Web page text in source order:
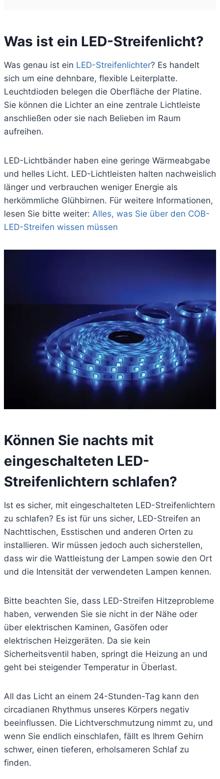
Was ist ein LED-Streifenlicht?
Was genau ist ein LED-Streifenlichter? Es handelt
sich um eine dehnbare, flexible Leiterplatte.
Leuchtdioden belegen die Oberfläche der Platine.
Sie können die Lichter an eine zentrale Lichtleiste
anschließen oder sie nach Belieben im Raum
aufreihen.
LED-Lichtbänder haben eine geringe Wärmeabgabe
und helles Licht. LED-Lichtleisten halten nachweislich
länger und verbrauchen weniger Energie als
herkömmliche Glühbirnen. Für weitere Informationen,
lesen Sie bitte weiter: Alles, was Sie über den COB-
LED-Streifen wissen müssen
Können Sie nachts mit
eingeschalteten LED-
Streifenlichtern schlafen?
Ist es sicher, mit eingeschalteten LED-Streifenlichtern
zu schlafen? Es ist für uns sicher, LED-Streifen an
Nachttischen, Esstischen und anderen Orten zu
installieren. Wir müssen jedoch auch sicherstellen,
dass wir die Wattleistung der Lampen sowie den Ort
und die Intensität der verwendeten Lampen kennen.
Bitte beachten Sie, dass LED-Streifen Hitzeprobleme
haben, verwenden Sie sie nicht in der Nähe oder
über elektrischen Kaminen, Gasöfen oder
elektrischen Heizgeräten. Da sie kein
Sicherheitsventil haben, springt die Heizung an und
geht bei steigender Temperatur in Überlast.
All das Licht an einem 24-Stunden-Tag kann den
circadianen Rhythmus unseres Körpers negativ
beeinflussen. Die Lichtverschmutzung nimmt zu, und
wenn Sie endlich einschlafen, fällt es Ihrem Gehirn
schwer, einen tieferen, erholsameren Schlaf zu
finden.